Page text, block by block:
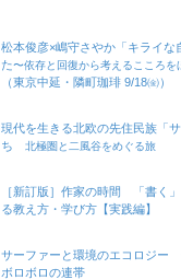
松本俊彦×嶋守さやか「キライな
た〜依存と回復から考えるこころを
（東京中延・隣町珈琲 9/18㈮）
現代を生きる北欧の先住民族「
ち 北極圏と二風谷をめぐる旅
［新訂版］作家の時間 「書く
る教え方・学び方【実践編】
サーファーと環境のエコロジー
ボロボロの連帯